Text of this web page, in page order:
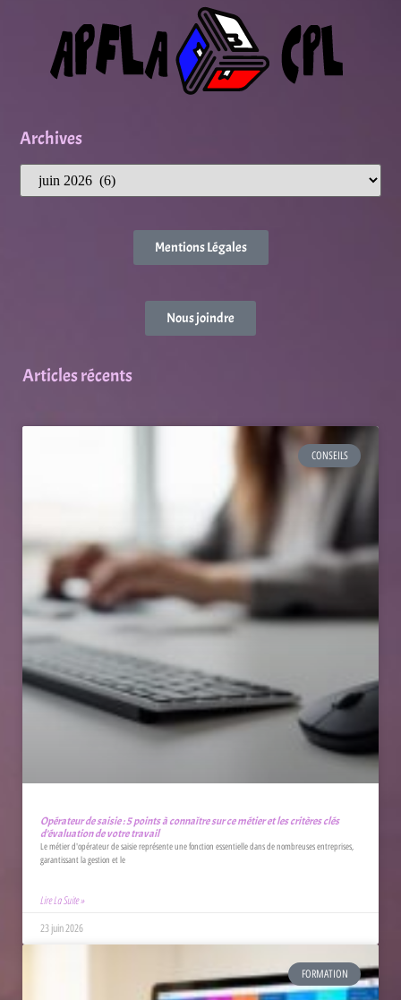
Archives
Mentions Légales
Nous joindre
Articles récents
CONSEILS
Opérateur de saisie : 5 points à connaître sur ce métier et les critères clés
d’évaluation de votre travail
Le métier d'opérateur de saisie représente une fonction essentielle dans de nombreuses entreprises,
garantissant la gestion et le
Lire La Suite »
23 juin 2026
FORMATION